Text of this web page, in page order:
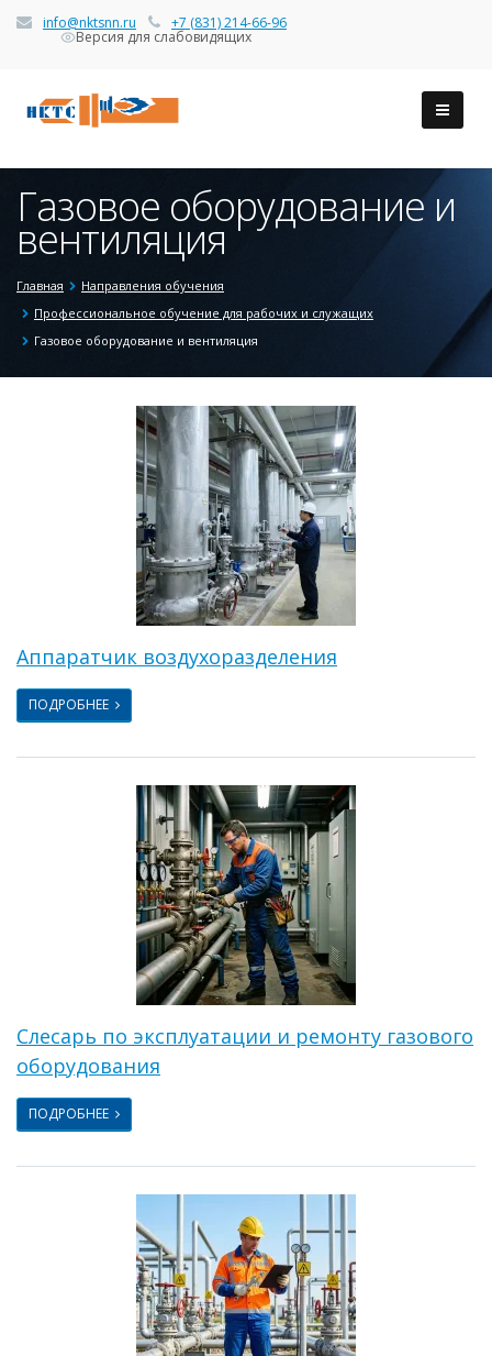
info@nktsnn.ru +7 (831) 214-66-96
Версия для слабовидящих
Газовое оборудование и
вентиляция
Главная
Направления обучения
Профессиональное обучение для рабочих и служащих
Газовое оборудование и вентиляция
Аппаратчик воздухоразделения
ПОДРОБНЕЕ
Слесарь по эксплуатации и ремонту газового
оборудования
ПОДРОБНЕЕ